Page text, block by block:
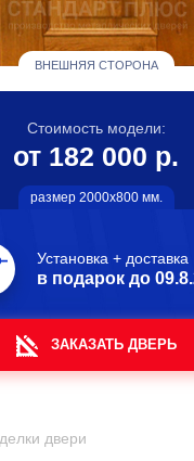
ВНЕШНЯЯ СТОРОНА
Стоимость модели:
от 182 000 р.
размер 2000х800 мм.
Установка + доставка
в подарок до
ЗАКАЗАТЬ ДВЕРЬ
двери